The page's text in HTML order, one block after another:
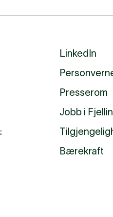
LinkedIn
Presserom
Jobb i
Bærekraft